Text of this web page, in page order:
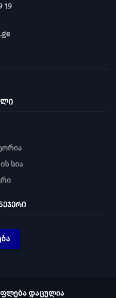
19
სია
უფლება დაცულია